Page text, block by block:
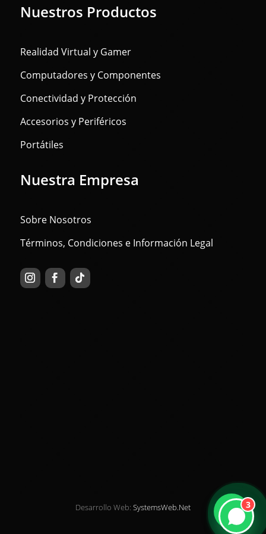
3
Nuestros Productos
Realidad Virtual y Gamer
Computadores y Componentes
Conectividad y Protección
Accesorios y Periféricos
Portátiles
Nuestra Empresa
Sobre Nosotros
Términos, Condiciones e Información Legal
Desarrollo Web: SystemsWeb.Net